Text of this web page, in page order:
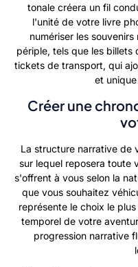
tonale créera un fil
l'unité de votre livre
numériser les
périple, tels que les billets
tickets de transport, qui
et
Créer une
La structure narrative de
sur lequel reposera toute
s'offrent à vous selon la
que vous souhaitez
représente le choix le
temporel de votre
progression narrative